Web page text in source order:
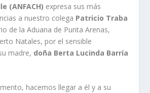
(ANFACH) expresa sus más
a nuestro colega Patricio Traba
de la Aduana de Punta Arenas,
Natales, por el sensible
madre, doña Berta Lucinda Barría
hacemos llegar a él y a su